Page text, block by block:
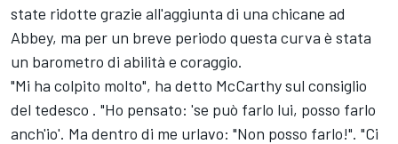
state ridotte grazie all'aggiunta di una chicane ad
Abbey, ma per un breve periodo questa curva è stata
un barometro di abilità e coraggio.
"Mi ha colpito molto", ha detto McCarthy sul consiglio
del tedesco . "Ho pensato: 'se può farlo lui, posso farlo
anch'io'. Ma dentro di me urlavo: "Non posso farlo!". "Ci